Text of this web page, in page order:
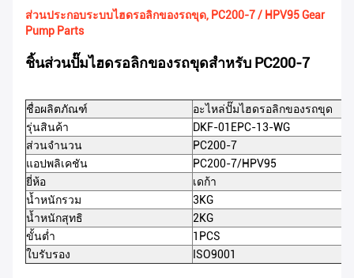
ส่วนประกอบระบบไฮดรอลิกของรถขุด, PC200-7 / HPV95 Gear
Pump Parts
ชิ้นส่วนปั๊มไฮดรอลิกของรถขุดสำหรับ PC200-7
ชื่อผลิตภัณฑ์
อะไหล่ปั๊มไฮดรอลิกของรถขุด
รุ่นสินค้า
DKF-01EPC-13-WG
ส่วนจำนวน
PC200-7
แอปพลิเคชัน
PC200-7/HPV95
ยี่ห้อ
เดก้า
น้ำหนักรวม
3KG
น้ำหนักสุทธิ
2KG
ขั้นต่ำ
1PCS
ใบรับรอง
ISO9001